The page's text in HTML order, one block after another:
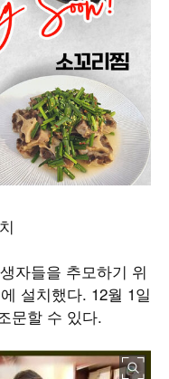
자들을 추모하기 위
설치했다. 12월 1일
문할 수 있다.